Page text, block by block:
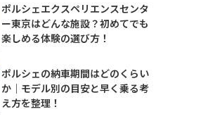
ポルシェエクスペリエンスセンタ
ー東京はどんな施設？初めてでも
楽しめる体験の選び方！
ポルシェの納車期間はどのくらい
か｜モデル別の目安と早く乗る考
え方を整理！